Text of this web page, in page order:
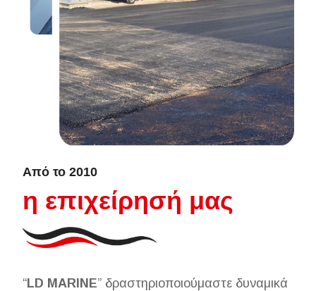
Από το 2010
η επιχείρησή μας
“LD MARINE” δραστηριοποιούμαστε δυναμικά